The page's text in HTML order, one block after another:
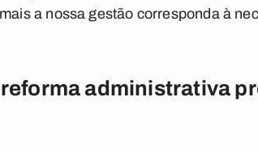
a nossa gestão corresponda à
administrativa